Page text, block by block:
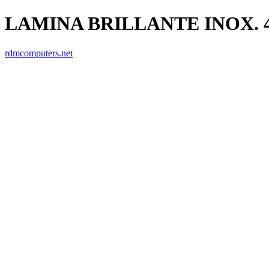
LAMINA BRILLANTE INOX.
rdmcomputers.net